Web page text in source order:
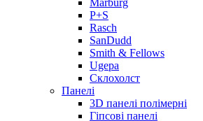
Marburg
P+S
Rasch
SanDudd
Smith & Fellows
Ugepa
Склохолст
Панелі
3D панелі полімерні
Гіпсові панелі